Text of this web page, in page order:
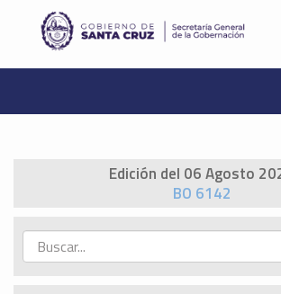
Edición del 06 Agosto
BO 6142